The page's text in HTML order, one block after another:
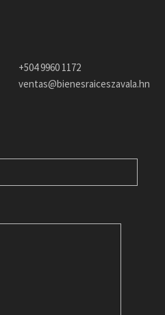
+504 9960 1172
ventas@bienesraiceszavala.hn